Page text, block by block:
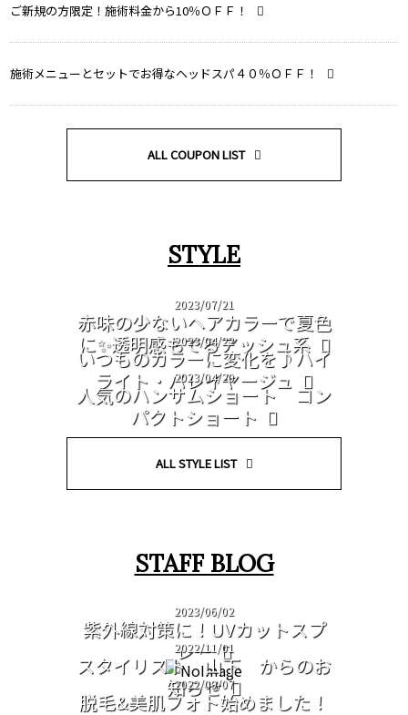
ご新規の方限定！施術料金から10％ＯＦＦ！
施術メニューとセットでお得なヘッドスパ４０％ＯＦＦ！
ALL COUPON LIST
STYLE
2023/07/21
赤味の少ないヘアカラーで夏色
に✨透明感もでるアッシュ系
2023/04/22
いつものカラーに変化を♪ハイ
ライト・バレイヤージュ
2023/04/20
人気のハンサムショート コン
パクトショート
ALL STYLE LIST
STAFF BLOG
2023/06/02
紫外線対策に！UVカットスプ
レー
2022/11/01
スタイリスト 山下 からのお
知らせ
2022/09/07
脱毛&美肌フォト始めました！